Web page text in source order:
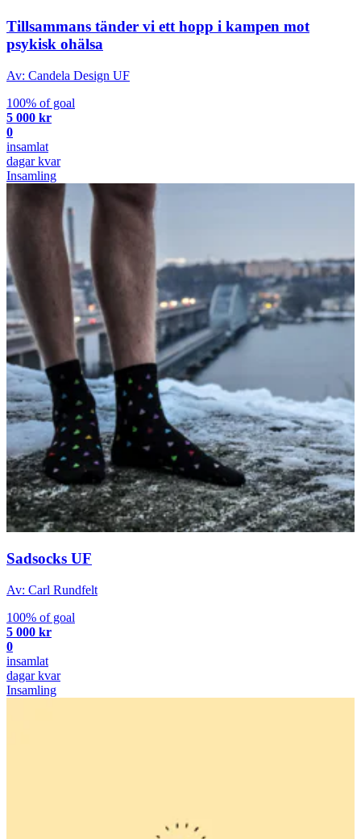
Tillsammans tänder vi ett hopp i kampen mot
psykisk ohälsa
Av: Candela Design UF
100% of goal
5 000 kr
0
insamlat
dagar kvar
Insamling
Sadsocks UF
Av: Carl Rundfelt
100% of goal
5 000 kr
0
insamlat
dagar kvar
Insamling